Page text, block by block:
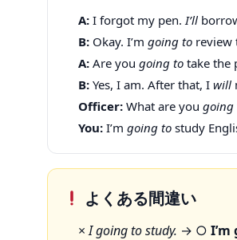
A: I forgot my pen.I’ll
B: Okay. I’mgoing to review
A: Are yougoing to take the
B: Yes, I am. After that, Iwill
Officer: What are yougoing
You: I’mgoing to study
よくある間違い
×I going to study. → ○